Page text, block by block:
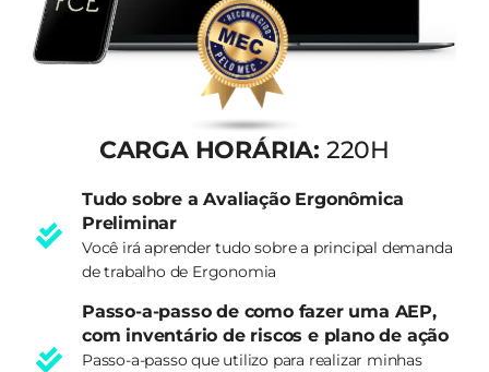
CARGA HORÁRIA: 220H
Tudo sobre a Avaliação Ergonômica
Preliminar
Você irá aprender tudo sobre a principal demanda
de trabalho de Ergonomia
Passo-a-passo de como fazer uma AEP,
com inventário de riscos e plano de ação
Passo-a-passo que utilizo para realizar minhas